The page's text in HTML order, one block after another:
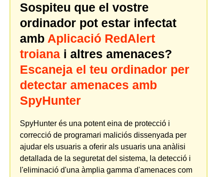
Sospiteu que el vostre
ordinador pot estar infectat
amb Aplicació RedAlert
troiana i altres amenaces?
Escaneja el teu ordinador per
detectar amenaces amb
SpyHunter
SpyHunter és una potent eina de protecció i
correcció de programari maliciós dissenyada per
ajudar els usuaris a oferir als usuaris una anàlisi
detallada de la seguretat del sistema, la detecció i
l'eliminació d'una àmplia gamma d'amenaces com